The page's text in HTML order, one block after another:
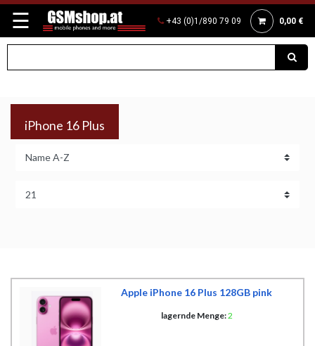
☰ +43 (0)1/890 79 09 0,00 €
iPhone 16 Plus
Apple iPhone 16 Plus 128GB pink
lagernde Menge:2